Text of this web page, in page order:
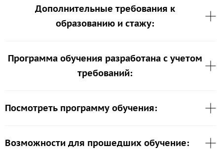
Дополнительные требования к
образованию и стажу:
Программа обучения разработана с учетом
требований:
Посмотреть программу обучения:
Возможности для прошедших обучение: